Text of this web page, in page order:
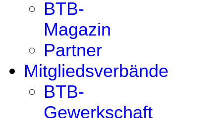
BTB-
Magazin
Partner
Mitgliedsverbände
BTB-
Gewerkschaft